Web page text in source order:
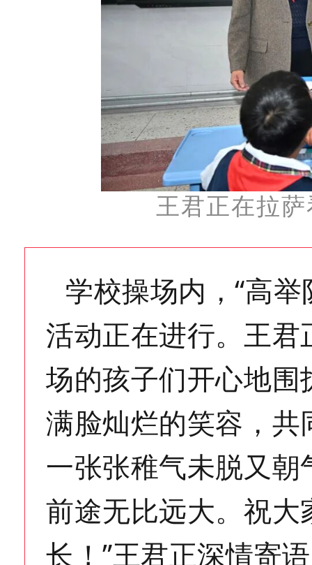
王君正在拉
学校操场内，“高
活动正在进行。王
场的孩子们开心地
满脸灿烂的笑容，共
一张张稚气未脱又
前途无比远大。祝
长！”王君正深情寄